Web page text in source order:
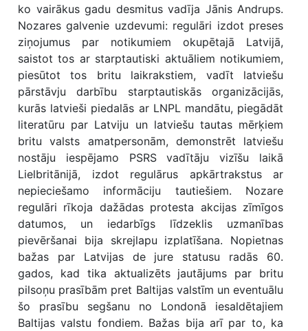
ko vairākus gadu desmitus vadīja Jānis Andrups.
Nozares galvenie uzdevumi: regulāri izdot preses
ziņojumus par notikumiem okupētajā Latvijā,
saistot tos ar starptautiski aktuāliem notikumiem,
piesūtot tos britu laikrakstiem, vadīt latviešu
pārstāvju darbību starptautiskās organizācijās,
kurās latvieši piedalās ar LNPL mandātu, piegādāt
literatūru par Latviju un latviešu tautas mērķiem
britu valsts amatpersonām, demonstrēt latviešu
nostāju iespējamo PSRS vadītāju vizīšu laikā
Lielbritānijā, izdot regulārus apkārtrakstus ar
nepieciešamo informāciju tautiešiem. Nozare
regulāri rīkoja dažādas protesta akcijas zīmīgos
datumos, un iedarbīgs līdzeklis uzmanības
pievēršanai bija skrejlapu izplatīšana. Nopietnas
bažas par Latvijas de jure statusu radās 60.
gados, kad tika aktualizēts jautājums par britu
pilsoņu prasībām pret Baltijas valstīm un eventuālu
šo prasību segšanu no Londonā iesaldētajiem
Baltijas valstu fondiem. Bažas bija arī par to, ka